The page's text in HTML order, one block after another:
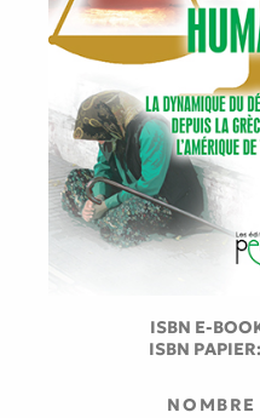
ISBN E-
ISBN PAPIER: